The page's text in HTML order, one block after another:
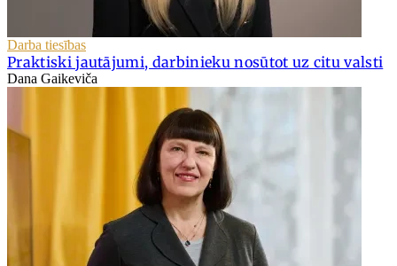
Darba tiesības
Praktiski jautājumi, darbinieku nosūtot uz citu valsti
Dana Gaikeviča